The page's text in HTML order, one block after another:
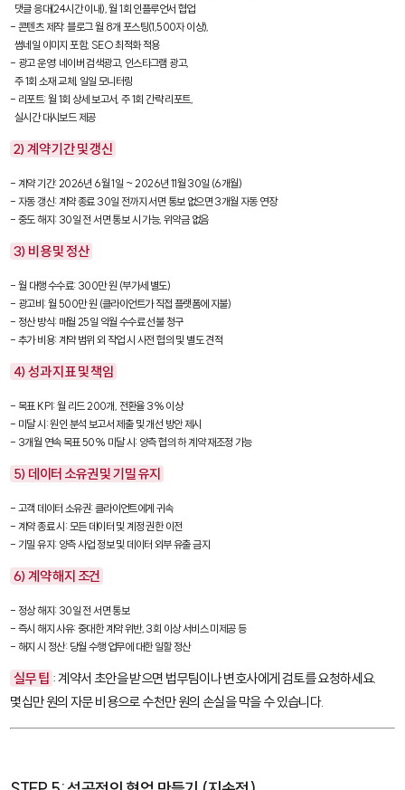
  댓글 응대(24시간 이내), 월 1회 인플루언서 협업
- 콘텐츠 제작: 블로그 월 8개 포스팅(1,500자 이상),
  썸네일 이미지 포함, SEO 최적화 적용
- 광고 운영: 네이버 검색광고, 인스타그램 광고,
  주 1회 소재 교체, 일일 모니터링
- 리포트: 월 1회 상세 보고서, 주 1회 간략 리포트,
  실시간 대시보드 제공
2) 계약 기간 및 갱신
- 계약 기간: 2026년 6월 1일 ~ 2026년 11월 30일 (6개월)
- 자동 갱신: 계약 종료 30일 전까지 서면 통보 없으면 3개월 자동 연장
- 중도 해지: 30일 전 서면 통보 시 가능, 위약금 없음
3) 비용 및 정산
- 월 대행 수수료: 300만 원 (부가세 별도)
- 광고비: 월 500만 원 (클라이언트가 직접 플랫폼에 지불)
- 정산 방식: 매월 25일 익월 수수료 선불 청구
- 추가 비용: 계약 범위 외 작업 시 사전 협의 및 별도 견적
4) 성과 지표 및 책임
- 목표 KPI: 월 리드 200개, 전환율 3% 이상
- 미달 시: 원인 분석 보고서 제출 및 개선 방안 제시
- 3개월 연속 목표 50% 미달 시: 양측 협의 하 계약 재조정 가능
5) 데이터 소유권 및 기밀 유지
- 고객 데이터 소유권: 클라이언트에게 귀속
- 계약 종료 시: 모든 데이터 및 계정 권한 이전
- 기밀 유지: 양측 사업 정보 및 데이터 외부 유출 금지
6) 계약 해지 조건
- 정상 해지: 30일 전 서면 통보
- 즉시 해지 사유: 중대한 계약 위반, 3회 이상 서비스 미제공 등
- 해지 시 정산: 당월 수행 업무에 대한 일할 정산
실무 팁 : 계약서 초안을 받으면 법무팀이나 변호사에게 검토를 요청하세요.
몇십만 원의 자문 비용으로 수천만 원의 손실을 막을 수 있습니다.